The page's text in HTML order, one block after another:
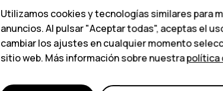
Sí No
Utilizamos cookies y tecnologías similares para
anuncios. Al pulsar "Aceptar todas", aceptas el
cambiar los ajustes en cualquier momento
sitio web. Más información sobre nuestrapolítica